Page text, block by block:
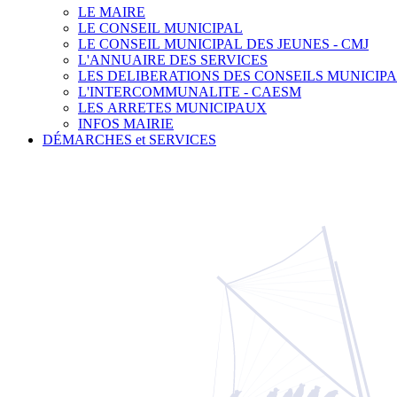
LE MAIRE
LE CONSEIL MUNICIPAL
LE CONSEIL MUNICIPAL DES JEUNES - CMJ
L'ANNUAIRE DES SERVICES
LES DELIBERATIONS DES CONSEILS
L'INTERCOMMUNALITE - CAESM
LES ARRETES MUNICIPAUX
INFOS MAIRIE
DÉMARCHES et SERVICES